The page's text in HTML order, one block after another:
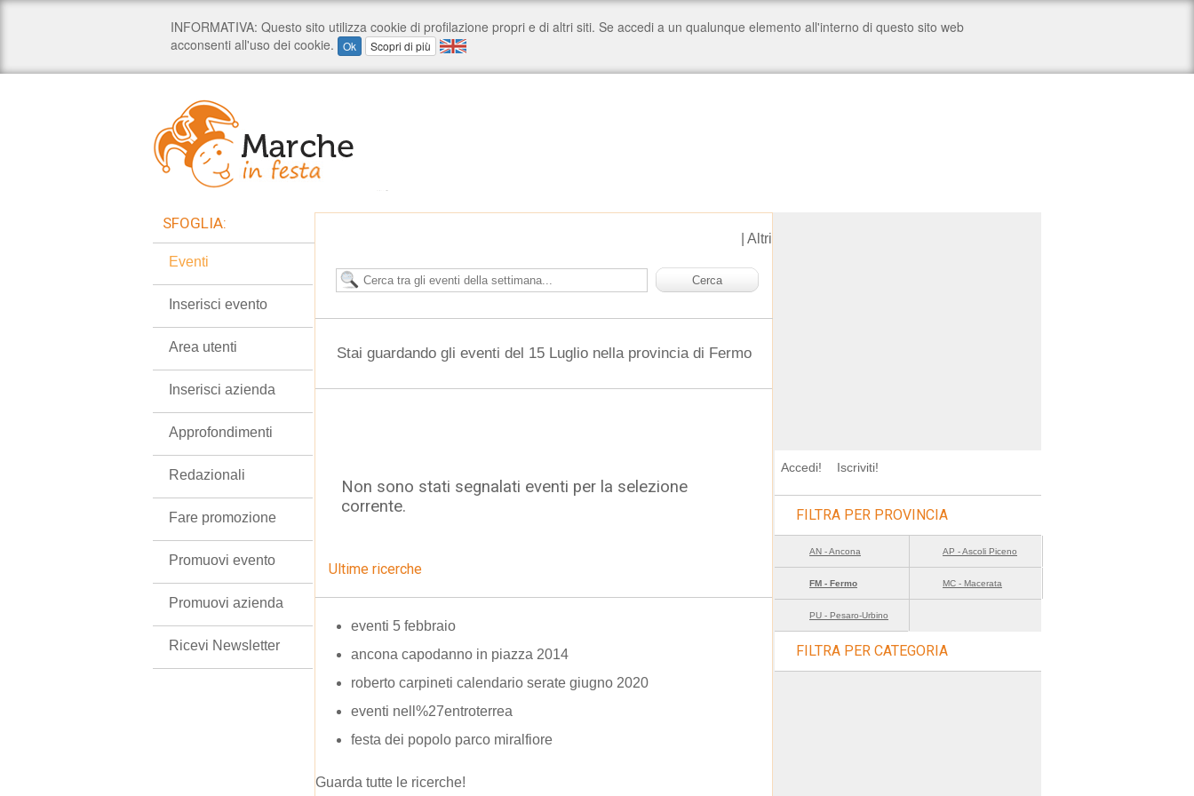
Altri
Stai guardando gli eventi del 15 Luglio nella provincia di Fermo
Non sono stati segnalati eventi per la selezione
corrente.
Ultime ricerche
eventi 5 febbraio
ancona capodanno in piazza 2014
roberto carpineti calendario serate giugno 2020
eventi nell%27entroterrea
festa dei popolo parco miralfiore
Guarda tutte le ricerche!
SFOGLIA:
Eventi
Inserisci evento
Area utenti
Inserisci azienda
Approfondimenti
Redazionali
Fare promozione
Promuovi evento
Promuovi azienda
Ricevi Newsletter
Accedi! Iscriviti!
FILTRA PER PROVINCIA
AN - Ancona AP - Ascoli Piceno
FM - Fermo MC - Macerata
PU - Pesaro-Urbino
FILTRA PER CATEGORIA